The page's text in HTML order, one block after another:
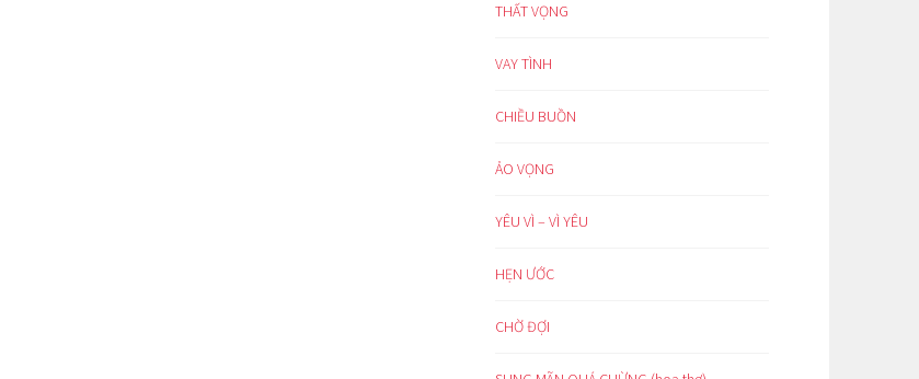
THẤT VỌNG
VAY TÌNH
CHIỀU BUỒN
ẢO VỌNG
YÊU VÌ – VÌ YÊU
HẸN ƯỚC
CHỜ ĐỢI